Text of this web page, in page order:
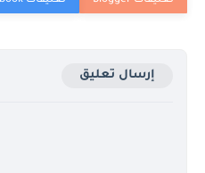
إرسال تعليق